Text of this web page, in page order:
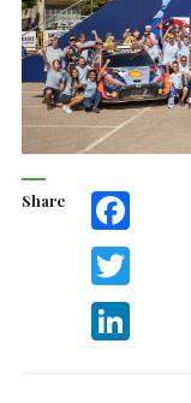
Share Facebook
Twitter
LinkedIn